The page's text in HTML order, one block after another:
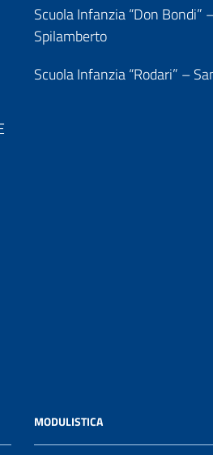
Scuola Infanzia “Don Bondi”
Spilamberto
Scuola Infanzia “Rodari” –
MODULISTICA